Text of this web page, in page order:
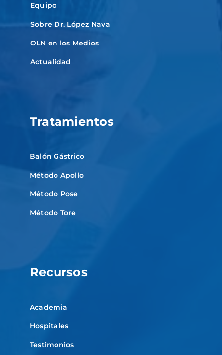
Equipo
Sobre Dr. López Nava
OLN en los Medios
Actualidad
Tratamientos
Balón Gástrico
Método Apollo
Método Pose
Método Tore
Recursos
Academia
Hospitales
Testimonios